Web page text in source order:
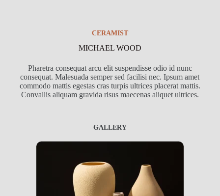
CERAMIST
MICHAEL WOOD
Pharetra consequat arcu elit suspendisse odio id nunc
consequat. Malesuada semper sed facilisi nec. Ipsum amet
commodo mattis egestas cras turpis ultrices placerat mattis.
Convallis aliquam gravida risus maecenas aliquet ultrices.
GALLERY